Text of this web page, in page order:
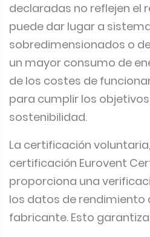
declaradas no reflejen el
puede dar lugar a
sobredimensionados o
un mayor consumo de
de los costes de
para cumplir los
sostenibilidad.
La certificación
certificación Eurovent
proporciona una
los datos de rendimiento
fabricante. Esto